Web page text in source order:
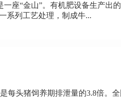
座“金山”。有机肥设备生产出
系列工艺处理，制成牛...
头猪饲养期排泄量的3.8倍。